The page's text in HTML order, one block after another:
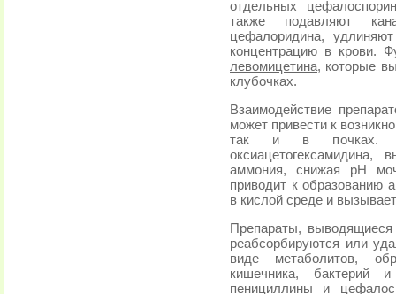
отдельных
также подавляют
цефалоридина,
концентрацию в крови.
левомицетина, которые
клубочках.
Взаимодействие
может привести к
так и в почках.
оксиацетогексамидина,
аммония, снижая рН
приводит к образованию
в кислой среде и
Препараты,
реабсорбируются или
виде метаболитов,
кишечника, бактерий
пенициллины и